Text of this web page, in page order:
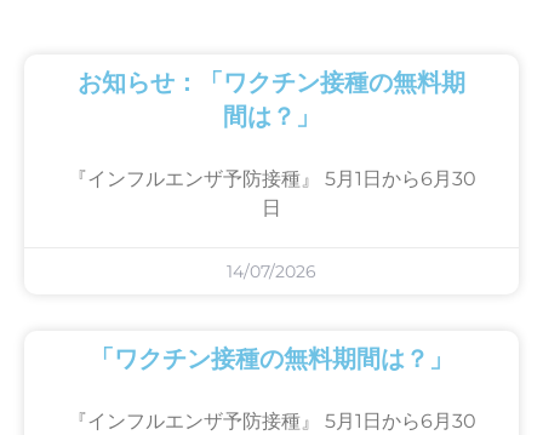
お知らせ：「ワクチン接種の無料期
間は？」
『インフルエンザ予防接種』 5月1日から6月30
日
14/07/2026
「ワクチン接種の無料期間は？」
『インフルエンザ予防接種』 5月1日から6月30